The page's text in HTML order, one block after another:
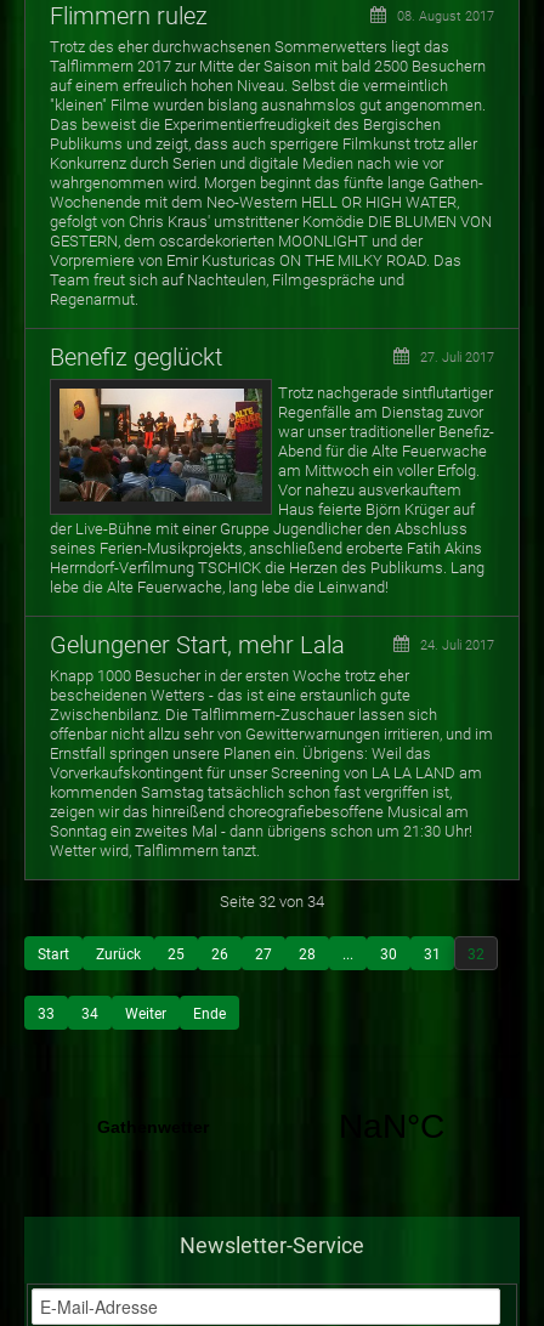
Flimmern rulez 08. August 2017
Trotz des eher durchwachsenen Sommerwetters liegt das
Talflimmern 2017 zur Mitte der Saison mit bald 2500 Besuchern
auf einem erfreulich hohen Niveau. Selbst die vermeintlich
"kleinen" Filme wurden bislang ausnahmslos gut angenommen.
Das beweist die Experimentierfreudigkeit des Bergischen
Publikums und zeigt, dass auch sperrigere Filmkunst trotz aller
Konkurrenz durch Serien und digitale Medien nach wie vor
wahrgenommen wird. Morgen beginnt das fünfte lange Gathen-
Wochenende mit dem Neo-Western HELL OR HIGH WATER,
gefolgt von Chris Kraus' umstrittener Komödie DIE BLUMEN VON
GESTERN, dem oscardekorierten MOONLIGHT und der
Vorpremiere von Emir Kusturicas ON THE MILKY ROAD. Das
Team freut sich auf Nachteulen, Filmgespräche und
Regenarmut.
Benefiz geglückt 27. Juli 2017
Trotz nachgerade sintflutartiger
Regenfälle am Dienstag zuvor
war unser traditioneller Benefiz-
Abend für die Alte Feuerwache
am Mittwoch ein voller Erfolg.
Vor nahezu ausverkauftem
Haus feierte Björn Krüger auf
der Live-Bühne mit einer Gruppe Jugendlicher den Abschluss
seines Ferien-Musikprojekts, anschließend eroberte Fatih Akins
Herrndorf-Verfilmung TSCHICK die Herzen des Publikums. Lang
lebe die Alte Feuerwache, lang lebe die Leinwand!
Gelungener Start, mehr Lala 24. Juli 2017
Knapp 1000 Besucher in der ersten Woche trotz eher
bescheidenen Wetters - das ist eine erstaunlich gute
Zwischenbilanz. Die Talflimmern-Zuschauer lassen sich
offenbar nicht allzu sehr von Gewitterwarnungen irritieren, und im
Ernstfall springen unsere Planen ein. Übrigens: Weil das
Vorverkaufskontingent für unser Screening von LA LA LAND am
kommenden Samstag tatsächlich schon fast vergriffen ist,
zeigen wir das hinreißend choreografiebesoffene Musical am
Sonntag ein zweites Mal - dann übrigens schon um 21:30 Uhr!
Wetter wird, Talflimmern tanzt.
Seite 32 von 34
Start Zurück 25 26 27 28 ... 30 31 32
33 34 Weiter Ende
Newsletter-Service